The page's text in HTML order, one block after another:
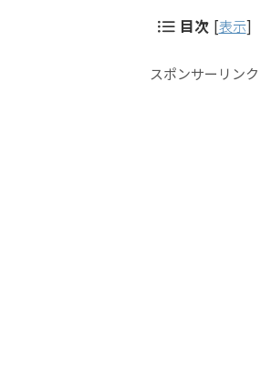
目次 [表示]
スポンサーリンク